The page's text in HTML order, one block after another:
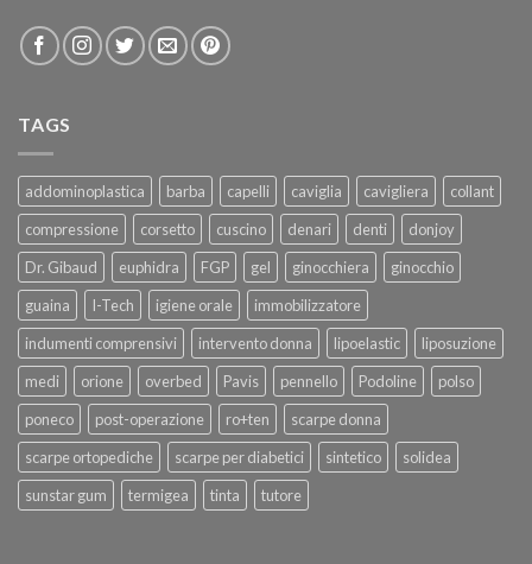
TAGS
addominoplastica barba capelli caviglia cavigliera
collant
compressione
corsetto cuscino denari denti
donjoy
Dr. Gibaud
euphidra FGP gel ginocchiera
ginocchio
guaina
I-Tech igiene orale
immobilizzatore
indumenti comprensivi
intervento donna lipoelastic
liposuzione
medi
orione overbed Pavis pennello Podoline
polso
poneco
post-operazione ro+ten
scarpe donna
scarpe ortopediche
scarpe per diabetici sintetico
solidea
sunstar gum
termigea tinta tutore